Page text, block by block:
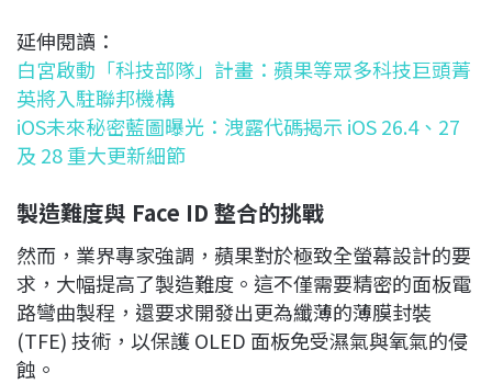
延伸閱讀：
白宮啟動「科技部隊」計畫：蘋果等眾多科技巨頭菁
英將入駐聯邦機構
iOS未來秘密藍圖曝光：洩露代碼揭示 iOS 26.4、27
及 28 重大更新細節
製造難度與 Face ID 整合的挑戰
然而，業界專家強調，蘋果對於極致全螢幕設計的要
求，大幅提高了製造難度。這不僅需要精密的面板電
路彎曲製程，還要求開發出更為纖薄的薄膜封裝
(TFE) 技術，以保護 OLED 面板免受濕氣與氧氣的侵
蝕。